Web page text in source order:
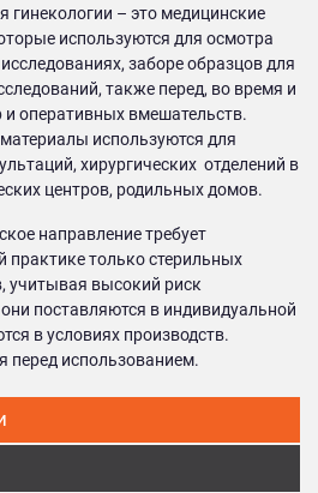
гинекологии – это медицинские
используются для осмотра
заборе образцов для
также перед, во время и
и оперативных вмешательств.
используются для
хирургических отделений в
центров, родильных домов.
направление требует
практике только стерильных
учитывая высокий риск
поставляются в индивидуальной
в условиях производств.
перед использованием.